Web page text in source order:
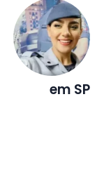
em SP